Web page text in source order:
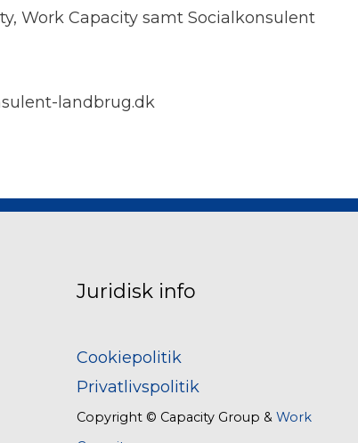
Work Capacity samt Socialkonsulent
landbrug.dk
Juridisk info
Cookiepolitik
Privatlivspolitik
Copyright © Capacity Group & Work